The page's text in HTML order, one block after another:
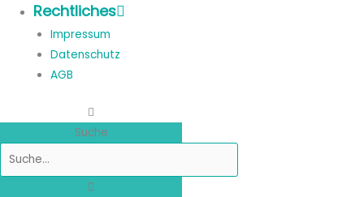
Rechtliches
Impressum
Datenschutz
AGB
Suche